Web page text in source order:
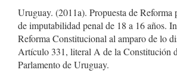
Uruguay. (2011a). Propuesta de Reforma
de imputabilidad penal de 18 a 16 años.
Reforma Constitucional al amparo de lo
Artículo 331, literal A de la Constitución
Parlamento de Uruguay.